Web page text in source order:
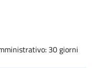
30 giorni